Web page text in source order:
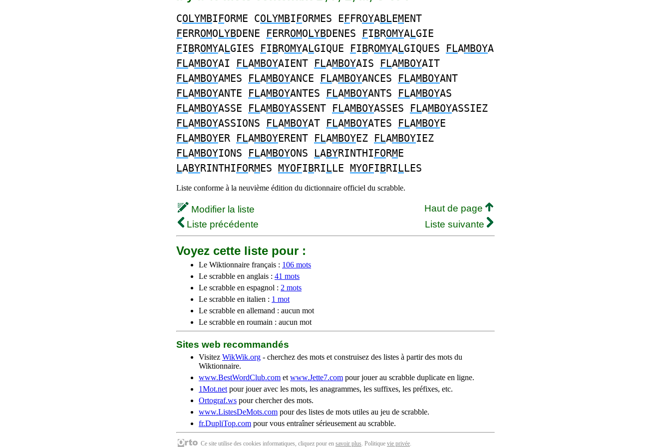
COLYMBIFORME COLYMBIFORMES EFFROYABLEMENT
FERROMOLYBDENE FERROMOLYBDENES FIBROMYALGIE
FIBROMYALGIES FIBROMYALGIQUE FIBROMYALGIQUES FLAMBOYA
FLAMBOYAI FLAMBOYAIENT FLAMBOYAIS FLAMBOYAIT
FLAMBOYAMES FLAMBOYANCE FLAMBOYANCES FLAMBOYANT
FLAMBOYANTE FLAMBOYANTES FLAMBOYANTS FLAMBOYAS
FLAMBOYASSE FLAMBOYASSENT FLAMBOYASSES FLAMBOYASSIEZ
FLAMBOYASSIONS FLAMBOYAT FLAMBOYATES FLAMBOYE
FLAMBOYER FLAMBOYERENT FLAMBOYEZ FLAMBOYIEZ
FLAMBOYIONS FLAMBOYONS LABYRINTHIFORME
LABYRINTHIFORMES MYOFIBRILLE MYOFIBRILLES
Liste conforme à la neuvième édition du dictionnaire officiel du scrabble.
Modifier la liste
Haut de page
Liste précédente
Liste suivante
Voyez cette liste pour :
Le Wiktionnaire français : 106 mots
Le scrabble en anglais : 41 mots
Le scrabble en espagnol : 2 mots
Le scrabble en italien : 1 mot
Le scrabble en allemand : aucun mot
Le scrabble en roumain : aucun mot
Sites web recommandés
Visitez WikWik.org - cherchez des mots et construisez des listes à partir des mots du
Wiktionnaire.
www.BestWordClub.com et www.Jette7.com pour jouer au scrabble duplicate en ligne.
1Mot.net pour jouer avec les mots, les anagrammes, les suffixes, les préfixes, etc.
Ortograf.ws pour chercher des mots.
www.ListesDeMots.com pour des listes de mots utiles au jeu de scrabble.
fr.DupliTop.com pour vous entraîner sérieusement au scrabble.
Ce site utilise des cookies informatiques, cliquez pour en savoir plus. Politique vie privée.